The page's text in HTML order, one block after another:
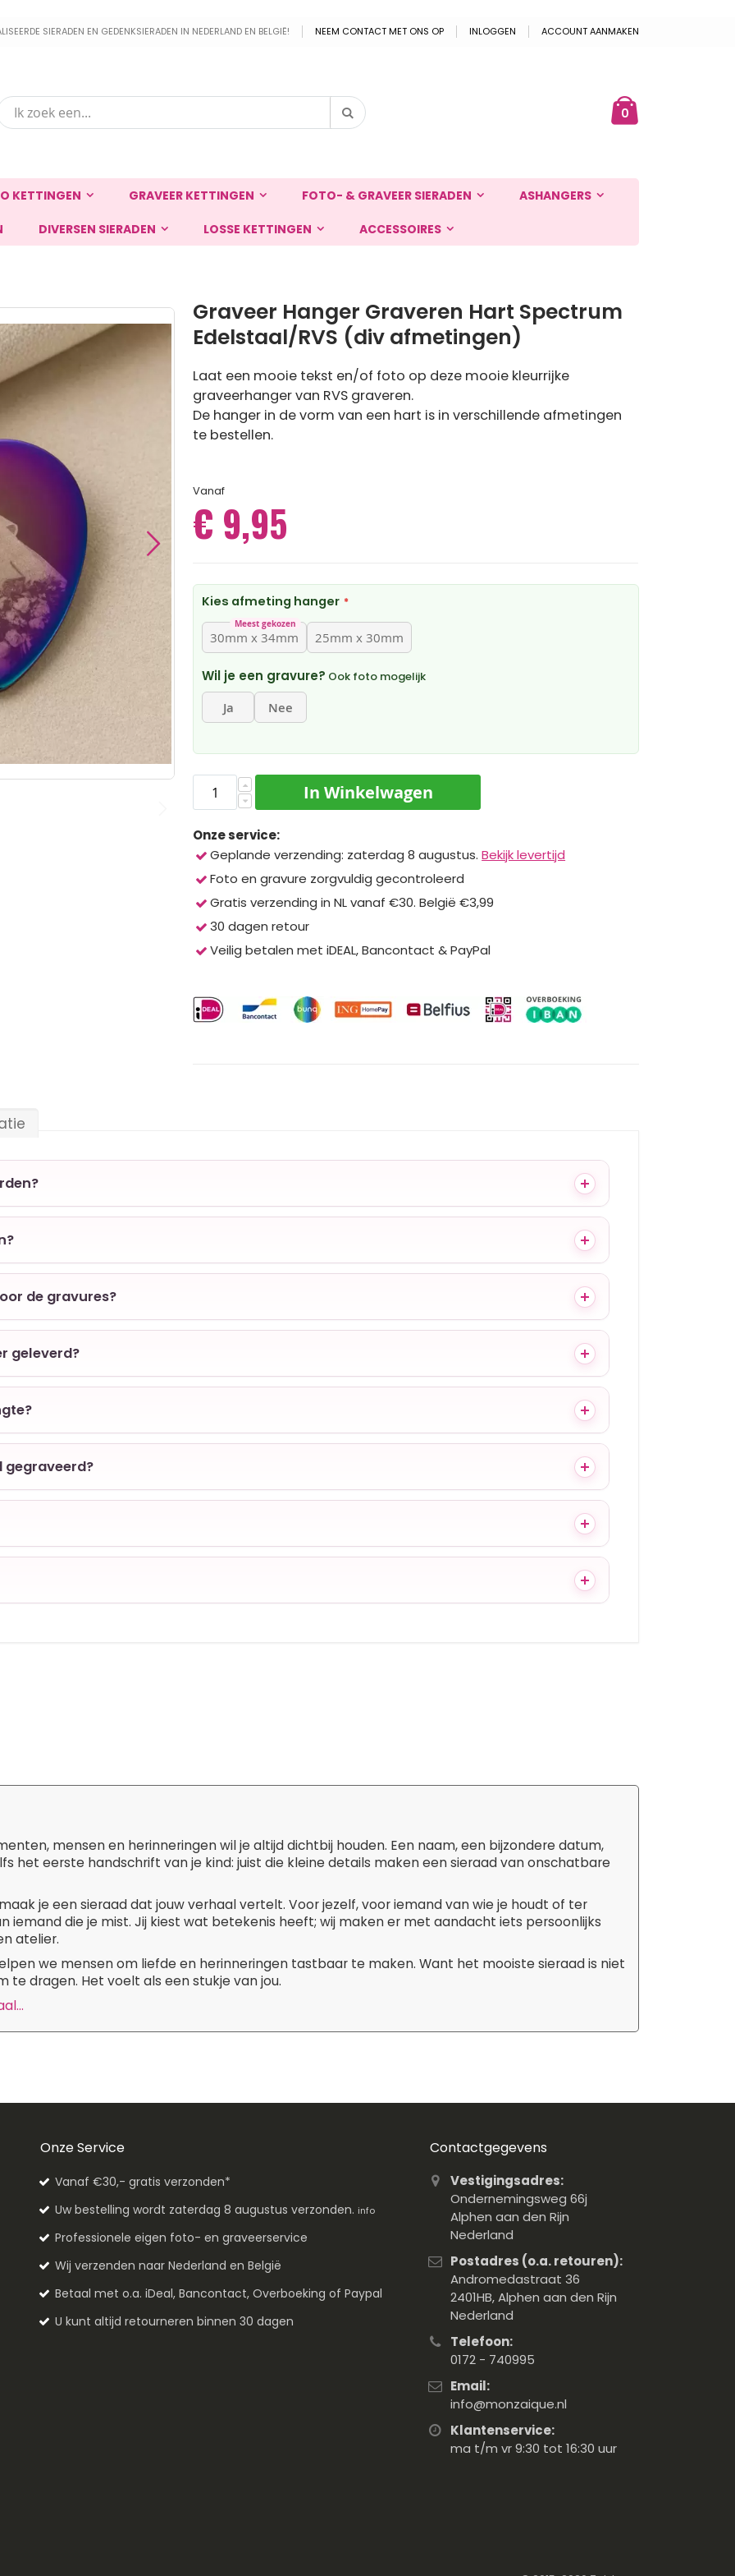
SIERADEN EN GEDENKSIERADEN IN NEDERLAND EN BELGIË! NEEM CONTACT MET ONS OP INLOGGEN ACCOUNT AANMAKEN
0producten
Zoek
KETTINGEN GRAVEER KETTINGEN FOTO- & GRAVEER SIERADEN ASHANGERS
DIVERSEN SIERADEN LOSSE KETTINGEN ACCESSOIRES
Graveer Hanger Graveren Hart Spectrum
Edelstaal/RVS (div afmetingen)
Laat een mooie tekst en/of foto op deze mooie kleurrijke
graveerhanger van RVS graveren.
De hanger in de vorm van een hart is in verschillende afmetingen
te bestellen.
Vanaf
€ 9,95
Kies afmeting hanger
30mm x 34mm
Meest gekozen
25mm x 30mm
Wil je een gravure? Ook foto mogelijk
Ja Nee
In Winkelwagen
Onze service:
Geplande verzending: zaterdag 8 augustus. Bekijk levertijd
Foto en gravure zorgvuldig gecontroleerd
Gratis verzending in NL vanaf €30. België €3,99
30 dagen retour
Veilig betalen met iDEAL, Bancontact & PayPal
de gravures?
geleverd?
gegraveerd?
mensen en herinneringen wil je altijd dichtbij houden. Een naam, een bijzondere datum,
het eerste handschrift van je kind: juist die kleine details maken een sieraad van onschatbare
je een sieraad dat jouw verhaal vertelt. Voor jezelf, voor iemand van wie je houdt of ter
iemand die je mist. Jij kiest wat betekenis heeft; wij maken er met aandacht iets persoonlijks
atelier.
we mensen om liefde en herinneringen tastbaar te maken. Want het mooiste sieraad is niet
te dragen. Het voelt als een stukje van jou.
Onze Service
Vanaf €30,- gratis verzonden*
Uw bestelling wordt zaterdag 8 augustus verzonden. info
Professionele eigen foto- en graveerservice
Wij verzenden naar Nederland en België
Betaal met o.a. iDeal, Bancontact, Overboeking of Paypal
U kunt altijd retourneren binnen 30 dagen
Contactgegevens
Vestigingsadres:
Ondernemingsweg 66j
Alphen aan den Rijn
Nederland
Postadres (o.a. retouren):
Andromedastraat 36
2401HB, Alphen aan den Rijn
Nederland
Telefoon:
0172 - 740995
Email:
info@monzaique.nl
Klantenservice:
ma t/m vr 9:30 tot 16:30 uur